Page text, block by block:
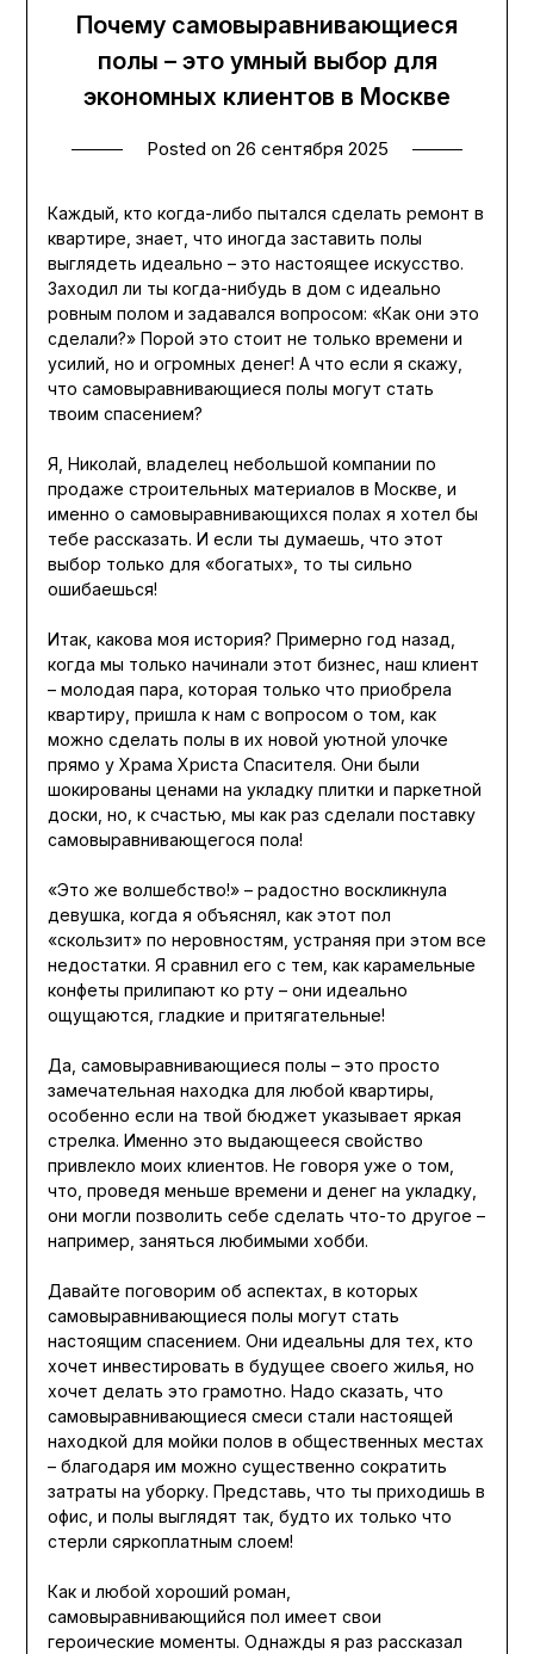
Почему самовыравнивающиеся
полы – это умный выбор для
экономных клиентов в Москве
Posted on 26 сентября 2025
Каждый, кто когда-либо пытался сделать ремонт в
квартире, знает, что иногда заставить полы
выглядеть идеально – это настоящее искусство.
Заходил ли ты когда-нибудь в дом с идеально
ровным полом и задавался вопросом: «Как они это
сделали?» Порой это стоит не только времени и
усилий, но и огромных денег! А что если я скажу,
что самовыравнивающиеся полы могут стать
твоим спасением?
Я, Николай, владелец небольшой компании по
продаже строительных материалов в Москве, и
именно о самовыравнивающихся полах я хотел бы
тебе рассказать. И если ты думаешь, что этот
выбор только для «богатых», то ты сильно
ошибаешься!
Итак, какова моя история? Примерно год назад,
когда мы только начинали этот бизнес, наш клиент
– молодая пара, которая только что приобрела
квартиру, пришла к нам с вопросом о том, как
можно сделать полы в их новой уютной улочке
прямо у Храма Христа Спасителя. Они были
шокированы ценами на укладку плитки и паркетной
доски, но, к счастью, мы как раз сделали поставку
самовыравнивающегося пола!
«Это же волшебство!» – радостно воскликнула
девушка, когда я объяснял, как этот пол
«скользит» по неровностям, устраняя при этом все
недостатки. Я сравнил его с тем, как карамельные
конфеты прилипают ко рту – они идеально
ощущаются, гладкие и притягательные!
Да, самовыравнивающиеся полы – это просто
замечательная находка для любой квартиры,
особенно если на твой бюджет указывает яркая
стрелка. Именно это выдающееся свойство
привлекло моих клиентов. Не говоря уже о том,
что, проведя меньше времени и денег на укладку,
они могли позволить себе сделать что-то другое –
например, заняться любимыми хобби.
Давайте поговорим об аспектах, в которых
самовыравнивающиеся полы могут стать
настоящим спасением. Они идеальны для тех, кто
хочет инвестировать в будущее своего жилья, но
хочет делать это грамотно. Надо сказать, что
самовыравнивающиеся смеси стали настоящей
находкой для мойки полов в общественных местах
– благодаря им можно существенно сократить
затраты на уборку. Представь, что ты приходишь в
офис, и полы выглядят так, будто их только что
стерли сяркоплатным слоем!
Как и любой хороший роман,
самовыравнивающийся пол имеет свои
героические моменты. Однажды я раз рассказал